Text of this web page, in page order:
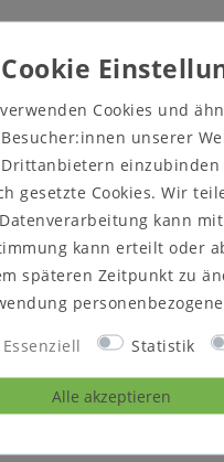
Kiefer massiv weiß
kiefer
und gelaugt geölt
x 38 cm
und gelaugt geölt abgesetzt
Cookies und
unserer
gesetzte Cookies. Wir
kann
kann erteilt oder
späteren Zeitpunkt zu
Essenziell Statistik
Alle akzeptieren